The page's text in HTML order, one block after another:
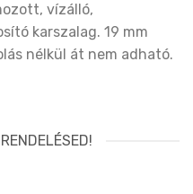
vízálló,
karszalag. 19 mm
nélkül át nem adható.